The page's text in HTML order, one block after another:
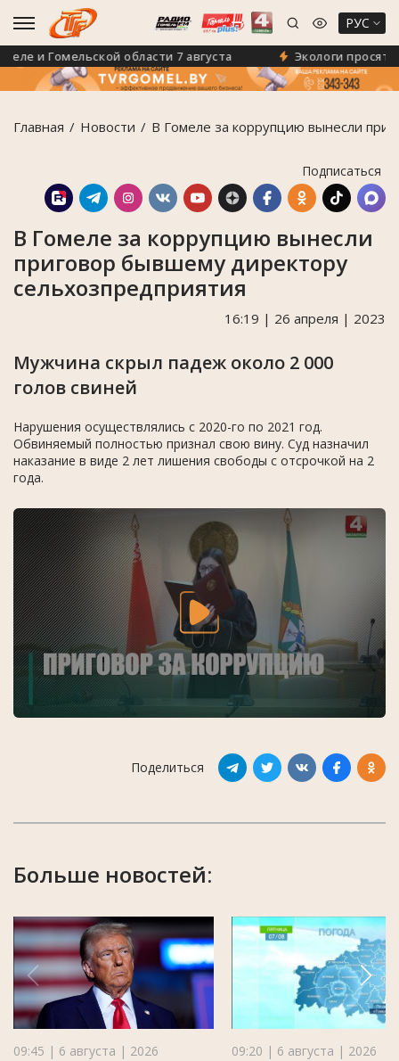
РУС
и Гомельской области 7 августа Экологи просят
Главная Новости В Гомеле за коррупцию вынесли
Подписаться
В Гомеле за коррупцию вынесли
приговор бывшему директору
сельхозпредприятия
16:19 | 26 апреля | 2023
Мужчина скрыл падеж около 2 000
голов свиней
Нарушения осуществлялись с 2020-го по 2021 год.
Обвиняемый полностью признал свою вину. Суд назначил
наказание в виде 2 лет лишения свободы с отсрочкой на 2
года.
Поделиться
Больше новостей:
09:45 | 6 августа | 2026 09:20 | 6 августа | 2026